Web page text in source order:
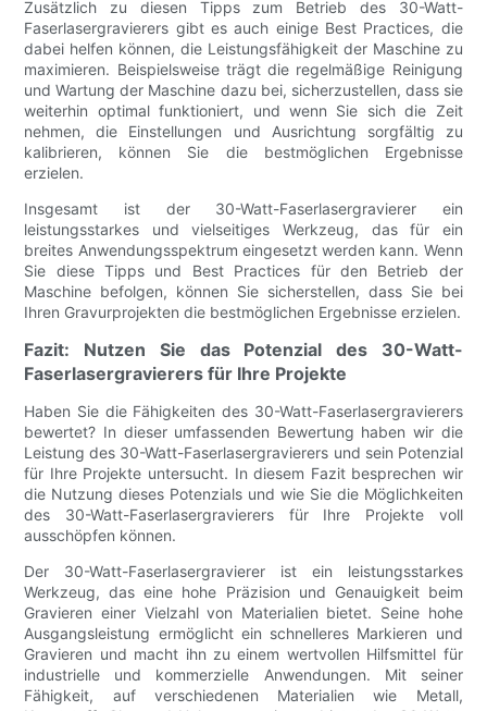
Zusätzlich zu diesen Tipps zum Betrieb des 30-Watt-
Faserlasergravierers gibt es auch einige Best Practices, die
dabei helfen können, die Leistungsfähigkeit der Maschine zu
maximieren. Beispielsweise trägt die regelmäßige Reinigung
und Wartung der Maschine dazu bei, sicherzustellen, dass sie
weiterhin optimal funktioniert, und wenn Sie sich die Zeit
nehmen, die Einstellungen und Ausrichtung sorgfältig zu
kalibrieren, können Sie die bestmöglichen Ergebnisse
erzielen.
Insgesamt ist der 30-Watt-Faserlasergravierer ein
leistungsstarkes und vielseitiges Werkzeug, das für ein
breites Anwendungsspektrum eingesetzt werden kann. Wenn
Sie diese Tipps und Best Practices für den Betrieb der
Maschine befolgen, können Sie sicherstellen, dass Sie bei
Ihren Gravurprojekten die bestmöglichen Ergebnisse erzielen.
Fazit: Nutzen Sie das Potenzial des 30-Watt-
Faserlasergravierers für Ihre Projekte
Haben Sie die Fähigkeiten des 30-Watt-Faserlasergravierers
bewertet? In dieser umfassenden Bewertung haben wir die
Leistung des 30-Watt-Faserlasergravierers und sein Potenzial
für Ihre Projekte untersucht. In diesem Fazit besprechen wir
die Nutzung dieses Potenzials und wie Sie die Möglichkeiten
des 30-Watt-Faserlasergravierers für Ihre Projekte voll
ausschöpfen können.
Der 30-Watt-Faserlasergravierer ist ein leistungsstarkes
Werkzeug, das eine hohe Präzision und Genauigkeit beim
Gravieren einer Vielzahl von Materialien bietet. Seine hohe
Ausgangsleistung ermöglicht ein schnelleres Markieren und
Gravieren und macht ihn zu einem wertvollen Hilfsmittel für
industrielle und kommerzielle Anwendungen. Mit seiner
Fähigkeit, auf verschiedenen Materialien wie Metall,